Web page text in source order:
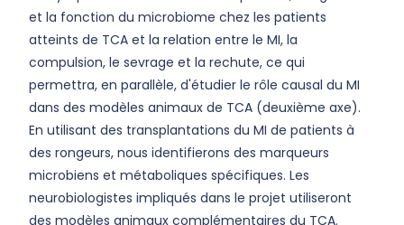
et la fonction du microbiome chez les patients
atteints de TCA et la relation entre le MI, la
compulsion, le sevrage et la rechute, ce qui
permettra, en parallèle, d'étudier le rôle causal du MI
dans des modèles animaux de TCA (deuxième axe).
En utilisant des transplantations du MI de patients à
des rongeurs, nous identifierons des marqueurs
microbiens et métaboliques spécifiques. Les
neurobiologistes impliqués dans le projet utiliseront
des modèles animaux complémentaires du TCA.